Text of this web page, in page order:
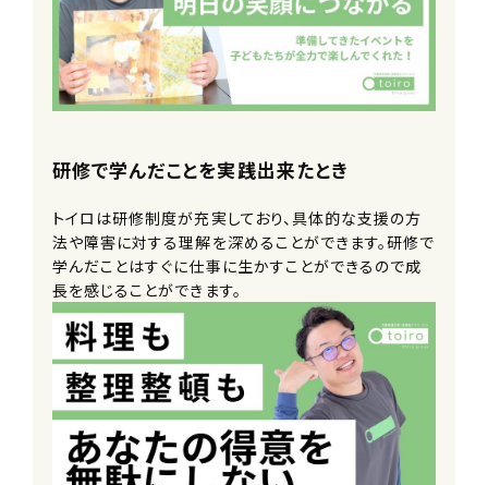
研修で学んだことを実践出来たとき
トイロは研修制度が充実しており、具体的な支援の方
法や障害に対する理解を深めることができます。研修で
学んだことはすぐに仕事に生かすことができるので成
長を感じることができます。